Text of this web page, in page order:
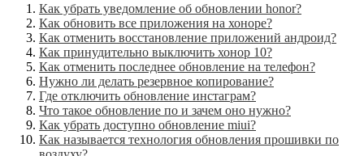
Как убрать уведомление об обновлении honor?
Как обновить все приложения на хоноре?
Как отменить восстановление приложений андроид?
Как принудительно выключить хонор 10?
Как отменить последнее обновление на телефон?
Нужно ли делать резервное копирование?
Где отключить обновление инстаграм?
Что такое обновление по и зачем оно нужно?
Как убрать доступно обновление miui?
Как называется технология обновления прошивки по